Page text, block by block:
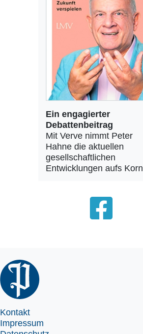
Ein engagierter
Debattenbeitrag
Mit Verve nimmt Peter
Hahne die aktuellen
gesellschaftlichen
Entwicklungen aufs Korn
Kontakt
Impressum